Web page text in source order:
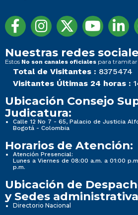
Nuestras redes
Estos No son canales oficiales para tramitar
Total de Visitantes : 8375474
Visitantes Últimas 24 horas :
Ubicación Consejo
Judicatura:
Calle 12 No 7 - 65, Palacio de Justicia
Bogotá - Colombia
Horarios de Atención:
Atención Presencial:
Lunes a Viernes de 08:00 a.m. a 01:00
p.m.
Ubicación de
y Sedes
Directorio Nacional